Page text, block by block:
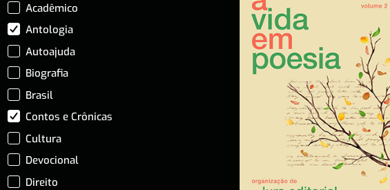
Acadêmico
Antologia
Autoajuda
Biografia
Brasil
Contos e Crônicas
Cultura
Devocional
Direito